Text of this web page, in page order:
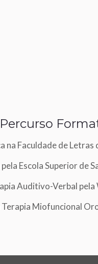
Percurso
na Faculdade de
Escola Superior de
Auditivo-Verbal
Miofuncional